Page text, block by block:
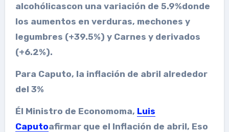
alcohólicascon una variación de 5.9%donde
los aumentos en verduras, mechones y
legumbres (+39.5%) y Carnes y derivados
(+6.2%).
Para Caputo, la inflación de abril alrededor
del 3%
Él Ministro de Economoma, Luis
Caputoafirmar que el Inflación de abril, Eso